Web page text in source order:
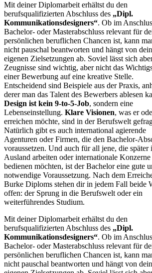
Mit deiner Diplomarbeit erhältst du den
berufsqualifizierten Abschluss des „Dipl.
Kommunikationsdesigners“. Ob im
Bachelor- oder Masterabschluss relevant für
persönlichen beruflichen Chancen ist, kann
nicht pauschal beantworten und hängt von
eigenen Zielsetzungen ab. Soviel lässt sich
Zeugnisse sind wichtig, aber nicht das
einer Bewerbung auf eine kreative Stelle.
Entscheidend sind Beispiele aus der Praxis,
derer man das Talent des Bewerbers ablesen
Design ist kein 9-to-5-Job, sondern eine
Lebenseinstellung. Klare Visionen, was er
erreichen möchte, sind in der Berufswelt
Natürlich gibt es auch international agierende
Agenturen oder Firmen, die den Bachelor-
voraussetzen. Und auch für all jene, die später
Ausland arbeiten oder internationale Konzerne
bedienen möchten, ist der Bachelor eine gute
notwendige Voraussetzung. Nach dem
Burke Diploms stehen dir in jedem Fall beide
offen: der Sprung in die Berufswelt oder ein
weiterführendes Studium.
Mit deiner Diplomarbeit erhältst du den
berufsqualifizierten Abschluss des „Dipl.
Kommunikationsdesigners“. Ob im
Bachelor- oder Masterabschluss relevant für
persönlichen beruflichen Chancen ist, kann
nicht pauschal beantworten und hängt von